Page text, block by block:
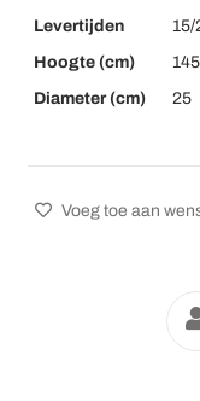
Levertijden
15/
Hoogte (cm)
145
Diameter (cm)
25
Voeg toe aan